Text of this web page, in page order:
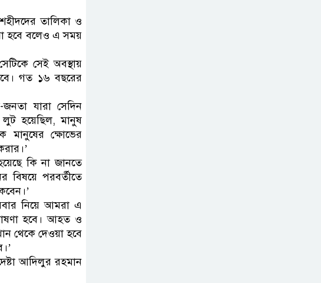
তালিকা ও
হবে বলেও এ সময়
সেই অবস্থায়
গত ১৬ বছরের
যারা সেদিন
লুট হয়েছিল, মানুষ
মানুষের ক্ষোভের
কি না জানতে
বিষয়ে পরবর্তীতে
নিয়ে আমরা এ
হবে। আহত ও
থেকে দেওয়া হবে
আদিলুর রহমান